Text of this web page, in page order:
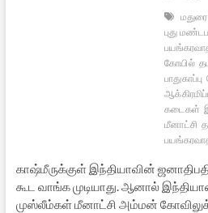
மதுரை
புது
கோயில்
பாதுகாப்பு
கடைகள்
மீனாட்சி
காஷ்மீருக்குள் இந்தியாவின்
கூட வாங்க முடியாது. ஆனால்
முஸ்லீம்கள் மீனாட்சி அம்மன்